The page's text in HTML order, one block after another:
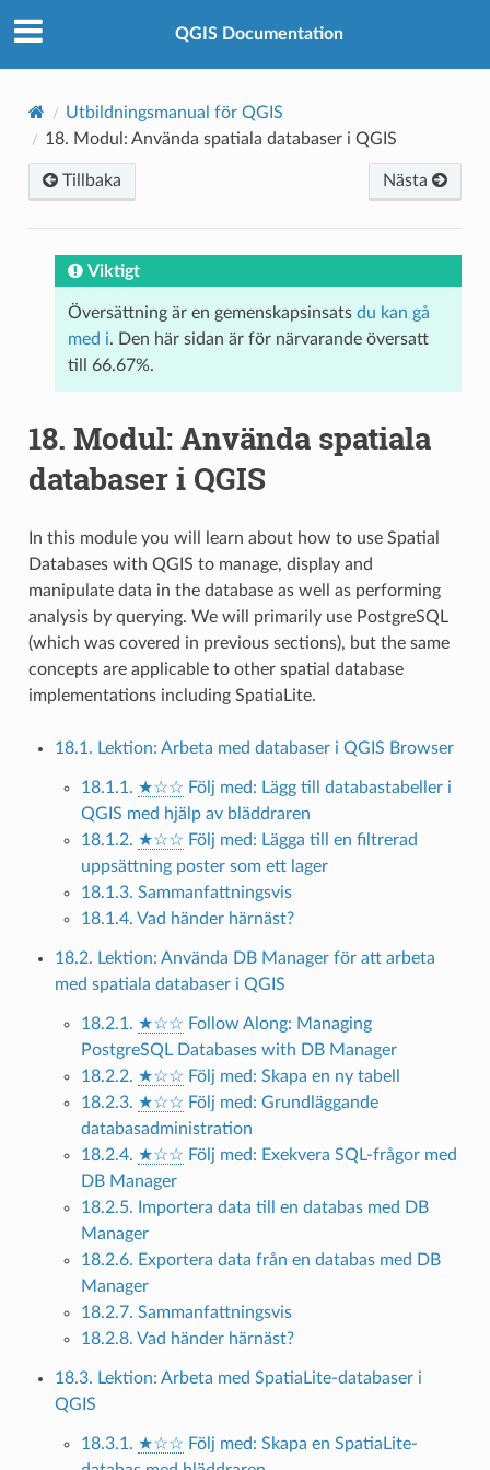
QGIS Documentation
Utbildningsmanual för QGIS
18. Modul: Använda spatiala databaser i QGIS
Tillbaka Nästa
Viktigt
Översättning är en gemenskapsinsats du kan gå
med i. Den här sidan är för närvarande översatt
till 66.67%.
18. Modul: Använda spatiala
databaser i QGIS
In this module you will learn about how to use Spatial
Databases with QGIS to manage, display and
manipulate data in the database as well as performing
analysis by querying. We will primarily use PostgreSQL
(which was covered in previous sections), but the same
concepts are applicable to other spatial database
implementations including SpatiaLite.
18.1. Lektion: Arbeta med databaser i QGIS Browser
18.1.1. ★☆☆ Följ med: Lägg till databastabeller i
QGIS med hjälp av bläddraren
18.1.2. ★☆☆ Följ med: Lägga till en filtrerad
uppsättning poster som ett lager
18.1.3. Sammanfattningsvis
18.1.4. Vad händer härnäst?
18.2. Lektion: Använda DB Manager för att arbeta
med spatiala databaser i QGIS
18.2.1. ★☆☆ Follow Along: Managing
PostgreSQL Databases with DB Manager
18.2.2. ★☆☆ Följ med: Skapa en ny tabell
18.2.3. ★☆☆ Följ med: Grundläggande
databasadministration
18.2.4. ★☆☆ Följ med: Exekvera SQL-frågor med
DB Manager
18.2.5. Importera data till en databas med DB
Manager
18.2.6. Exportera data från en databas med DB
Manager
18.2.7. Sammanfattningsvis
18.2.8. Vad händer härnäst?
18.3. Lektion: Arbeta med SpatiaLite-databaser i
QGIS
18.3.1. ★☆☆ Följ med: Skapa en SpatiaLite-